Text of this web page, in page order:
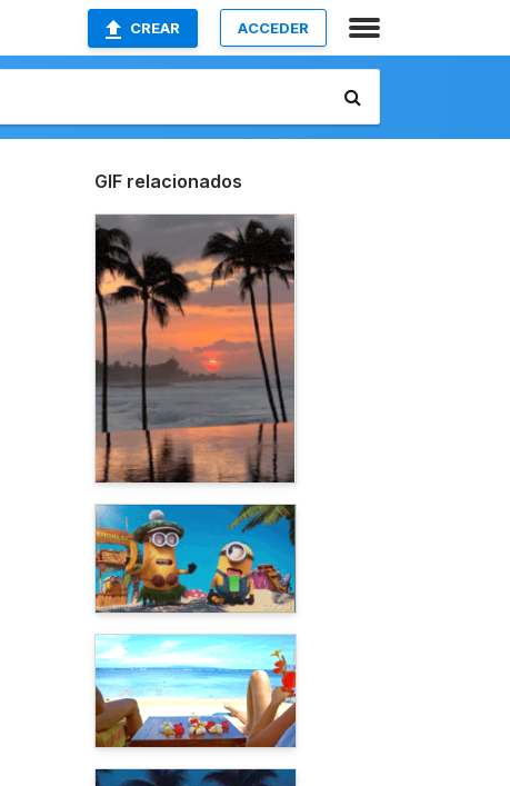
CREAR ACCEDER
GIF relacionados